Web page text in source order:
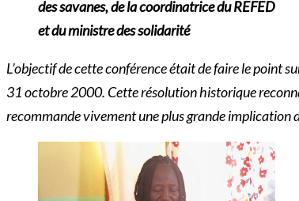
des savanes, de la coordinatrice du REFED
et du ministre des solidarité
L’objectif de cette conférence était de faire le point
31 octobre 2000. Cette résolution historique
recommande vivement une plus grande implication